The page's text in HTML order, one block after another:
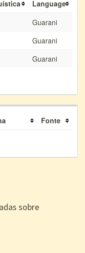
Language
Guarani
Guarani
Guarani
Fonte
sobre